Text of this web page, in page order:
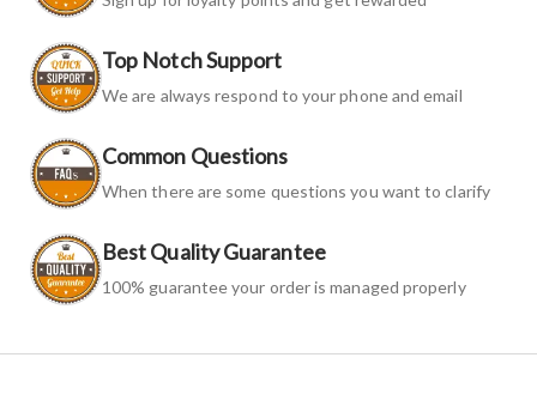
Top Notch Support
We are always respond to your phone and email
Common Questions
When there are some questions you want to clarify
Best Quality Guarantee
100% guarantee your order is managed properly